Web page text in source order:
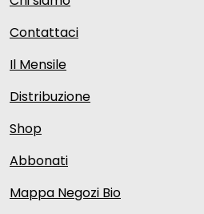
Contattaci
Il Mensile
Distribuzione
Shop
Abbonati
Mappa Negozi Bio